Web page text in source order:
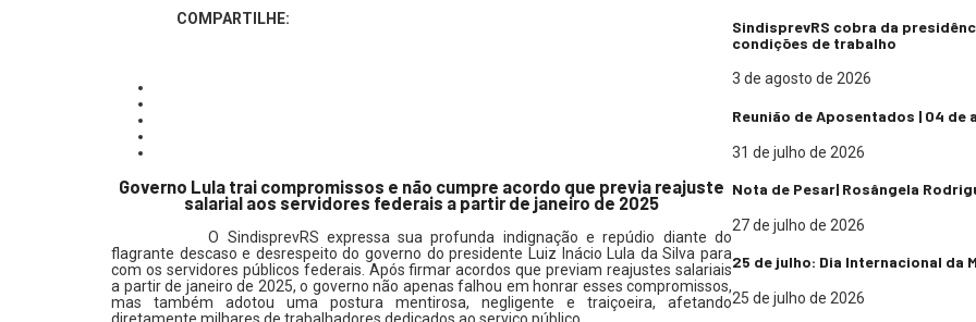
COMPARTILHE:
Governo Lula trai compromissos e não cumpre acordo que previa reajuste
salarial aos servidores federais a partir de janeiro de 2025
O SindisprevRS expressa sua profunda indignação e repúdio diante do
flagrante descaso e desrespeito do governo do presidente Luiz Inácio Lula da Silva para
com os servidores públicos federais. Após firmar acordos que previam reajustes salariais
a partir de janeiro de 2025, o governo não apenas falhou em honrar esses compromissos,
mas também adotou uma postura mentirosa, negligente e traiçoeira, afetando
diretamente milhares de trabalhadores dedicados ao serviço público.
SindisprevRS cobra da
condições de trabalho
3 de agosto de 2026
Reunião de Aposentados | 04 de
31 de julho de 2026
Nota de Pesar| Rosângela
27 de julho de 2026
25 de julho: Dia Internacional da
25 de julho de 2026